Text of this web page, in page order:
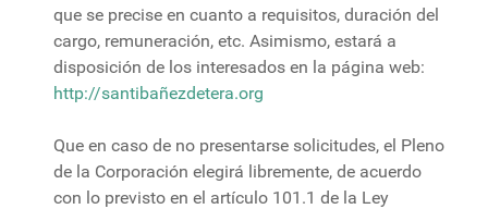
que se precise en cuanto a requisitos, duración del
cargo, remuneración, etc. Asimismo, estará a
disposición de los interesados en la página web:
http://santibañezdetera.org
Que en caso de no presentarse solicitudes, el Pleno
de la Corporación elegirá libremente, de acuerdo
con lo previsto en el artículo 101.1 de la Ley